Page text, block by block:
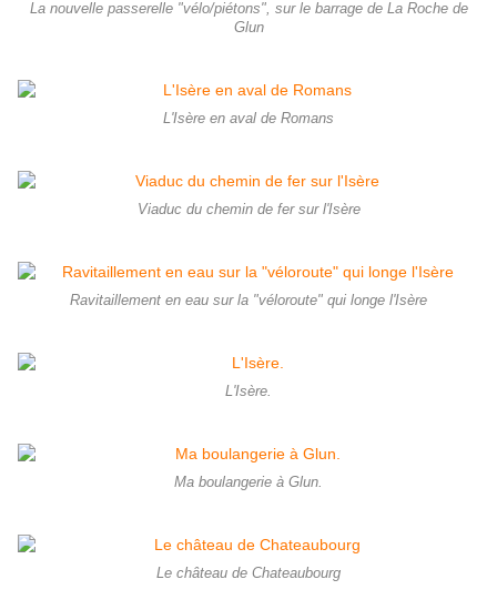
La nouvelle passerelle "vélo/piétons", sur le barrage de La Roche de
Glun
L'Isère en aval de Romans
Viaduc du chemin de fer sur l'Isère
Ravitaillement en eau sur la "véloroute" qui longe l'Isère
L'Isère.
Ma boulangerie à Glun.
Le château de Chateaubourg